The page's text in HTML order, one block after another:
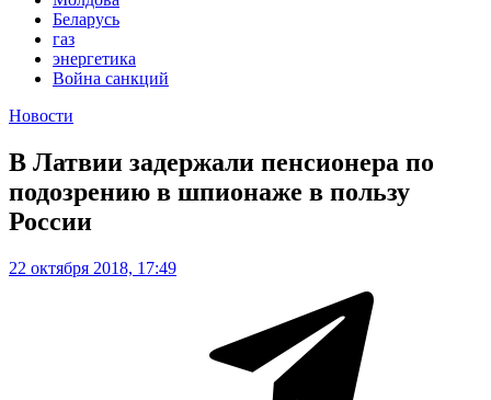
Беларусь
газ
энергетика
Война санкций
Новости
В Латвии задержали пенсионера по
подозрению в шпионаже в пользу
России
22 октября 2018, 17:49